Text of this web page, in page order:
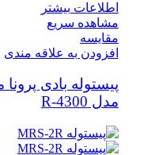
اطلاعات بیشتر
مشاهده سریع
مقایسه
افزودن به علاقه مندی
پیستوله بادی
مدل R-4300